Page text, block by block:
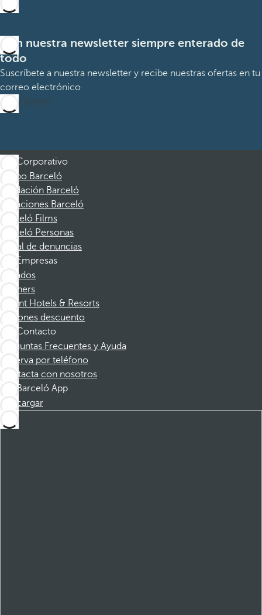
Con nuestra newsletter siempre enterado de
todo
Suscríbete a nuestra newsletter y recibe nuestras ofertas en tu
correo electrónico
Suscribirme
Corporativo
Grupo Barceló
Fundación Barceló
Vacaciones Barceló
Barceló Films
Barceló Personas
Canal de denuncias
Empresas
Afiliados
Partners
Dorint Hotels & Resorts
Cupones descuento
Contacto
Preguntas Frecuentes y Ayuda
Reserva por teléfono
Contacta con nosotros
Barceló App
Descargar